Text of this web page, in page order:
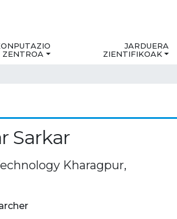
ZENTROA
JARDUERA
ZIENTIFIKOAK
Sarkar
Kharagpur,